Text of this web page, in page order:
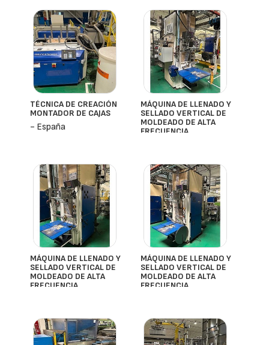
TÉCNICA DE CREACIÓN
MONTADOR DE CAJAS
- España
MÁQUINA DE LLENADO Y
SELLADO VERTICAL DE
MOLDEADO DE ALTA
FRECUENCIA
MÁQUINA DE LLENADO Y
SELLADO VERTICAL DE
MOLDEADO DE ALTA
FRECUENCIA
MÁQUINA DE LLENADO Y
SELLADO VERTICAL DE
MOLDEADO DE ALTA
FRECUENCIA